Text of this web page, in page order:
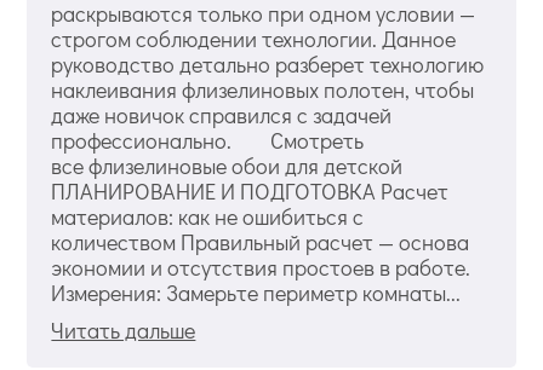
раскрываются только при одном условии —
строгом соблюдении технологии. Данное
руководство детально разберет технологию
наклеивания флизелиновых полотен, чтобы
даже новичок справился с задачей
профессионально. Смотреть
все флизелиновые обои для детской
ПЛАНИРОВАНИЕ И ПОДГОТОВКА Расчет
материалов: как не ошибиться с
количеством Правильный расчет — основа
экономии и отсутствия простоев в работе.
Измерения: Замерьте периметр комнаты...
Читать дальше